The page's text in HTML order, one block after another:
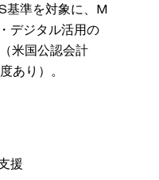
基準を対象に、M
デジタル活用の
米国公認会計
あり）。
援